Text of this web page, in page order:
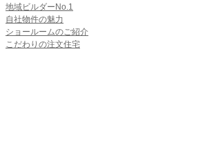
地域ビルダーNo.1
自社物件の魅力
ショールームのご紹介
こだわりの注文住宅